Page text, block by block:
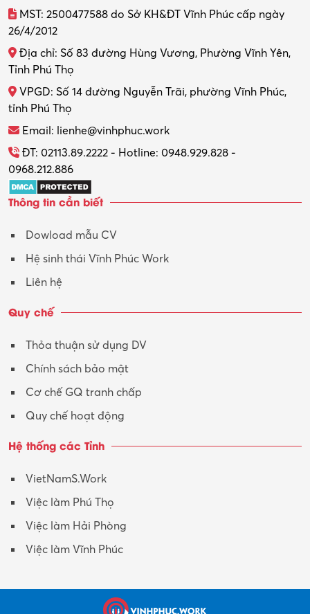
MST: 2500477588 do Sở KH&ĐT Vĩnh Phúc cấp ngày
26/4/2012
Địa chỉ: Số 83 đường Hùng Vương, Phường Vĩnh Yên,
Tỉnh Phú Thọ
VPGD: Số 14 đường Nguyễn Trãi, phường Vĩnh Phúc,
tỉnh Phú Thọ
Email: lienhe@vinhphuc.work
ĐT: 02113.89.2222 - Hotline: 0948.929.828 -
0968.212.886
Thông tin cần biết
Dowload mẫu CV
Hệ sinh thái Vĩnh Phúc Work
Liên hệ
Quy chế
Thỏa thuận sử dụng DV
Chính sách bảo mật
Cơ chế GQ tranh chấp
Quy chế hoạt động
Hệ thống các Tỉnh
VietNamS.Work
Việc làm Phú Thọ
Việc làm Hải Phòng
Việc làm Vĩnh Phúc